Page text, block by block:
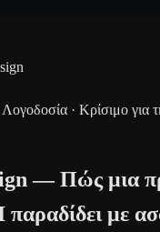
· Κρίσιμο για
— Πώς μια
με